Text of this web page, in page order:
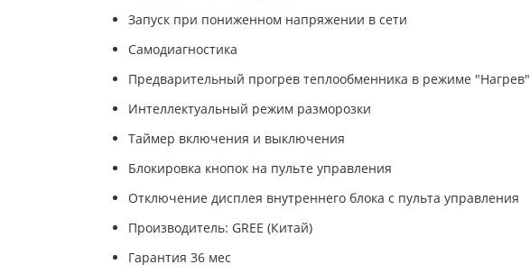
Запуск при пониженном напряжении в сети
Самодиагностика
Предварительный прогрев теплообменника в режиме "Нагрев"
Интеллектуальный режим разморозки
Таймер включения и выключения
Блокировка кнопок на пульте управления
Отключение дисплея внутреннего блока с пульта управления
Производитель: GREE (Китай)
Гарантия 36 мес